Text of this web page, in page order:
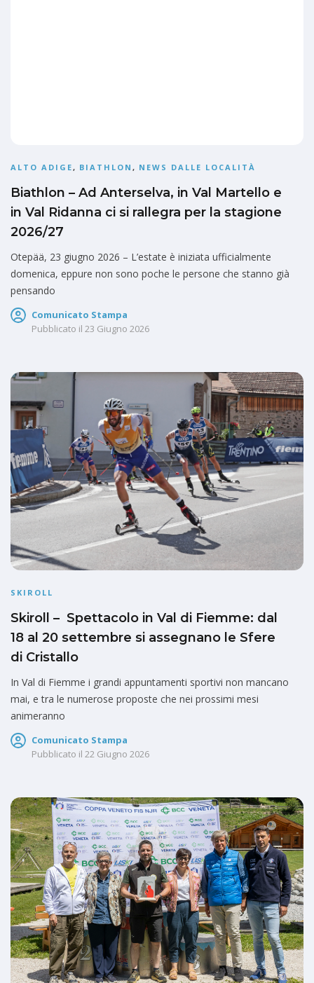
ALTO ADIGE, BIATHLON , NEWS DALLE LOCALITÀ
Biathlon – Ad Anterselva, in Val Martello e
in Val Ridanna ci si rallegra per la stagione
2026/27
Otepää, 23 giugno 2026 – L’estate è iniziata ufficialmente
domenica, eppure non sono poche le persone che stanno già
pensando
Comunicato Stampa
Pubblicato il 23 Giugno 2026
SKIROLL
Skiroll – Spettacolo in Val di Fiemme: dal
18 al 20 settembre si assegnano le Sfere
di Cristallo
In Val di Fiemme i grandi appuntamenti sportivi non mancano
mai, e tra le numerose proposte che nei prossimi mesi
animeranno
Comunicato Stampa
Pubblicato il 22 Giugno 2026